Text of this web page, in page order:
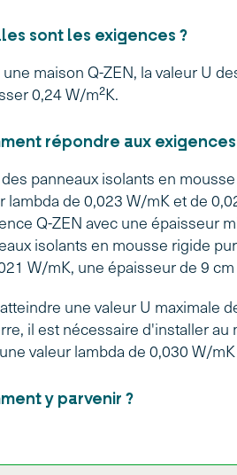
sont les exigences ?
maison Q-ZEN, la valeur U
0,24 W/m²K.
répondre aux exigences
panneaux isolants en
lambda de 0,023 W/mK et de
Q-ZEN avec une épaisseur
isolants en mousse rigide
W/mK, une épaisseur de 9
une valeur U maximale
il est nécessaire d'installer au
valeur lambda de 0,030 W/
y parvenir ?